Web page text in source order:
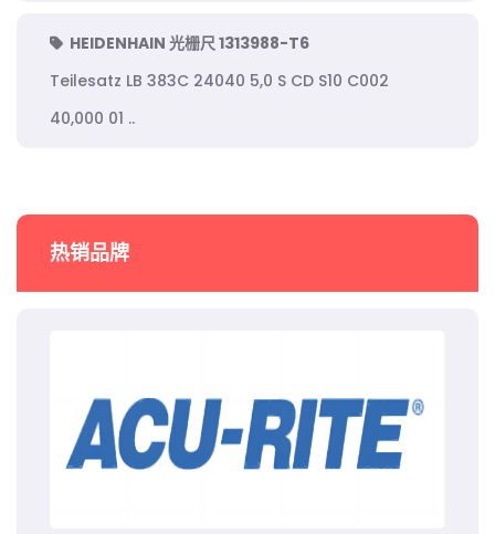
HEIDENHAIN 光栅尺 1313988-T6
Teilesatz LB 383C 24040 5,0 S CD S10 C002
40,000 01 ..
热销品牌